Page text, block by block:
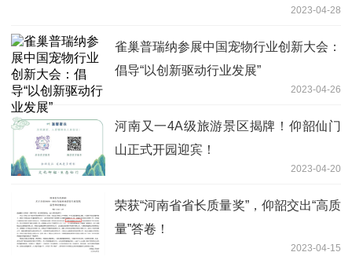
2023-04-28
雀巢普瑞纳参展中国宠物行业创新大会：
倡导“以创新驱动行业发展”
2023-04-26
河南又一4A级旅游景区揭牌！仰韶仙门
山正式开园迎宾！
2023-04-20
荣获“河南省省长质量奖”，仰韶交出“高质
量”答卷！
2023-04-15